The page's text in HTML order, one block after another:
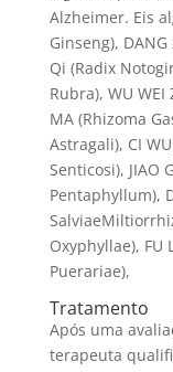
Alzheimer. Eis
Ginseng),
Qi (Radix
Rubra), WU
MA (Rhizoma
Astragali), CI
Senticosi), JIAO
Pentaphyllum),
Oxyphyllae), FU
Puerariae),
Tratamento
Após uma
terapeuta